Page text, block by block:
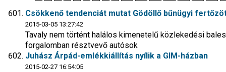
Csökkenő tendenciát mutat Gödöllő bűnügyi
2015-03-05 13:27:42
Tavaly nem történt halálos kimenetelű közlekedési
forgalomban résztvevő autósok
Juhász Árpád-emlékkiállítás nyílik a GIM-házban
2015-02-27 16:54:05